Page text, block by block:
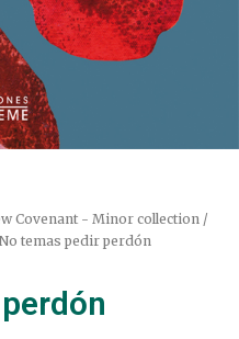
Covenant - Minor collection /
temas pedir perdón